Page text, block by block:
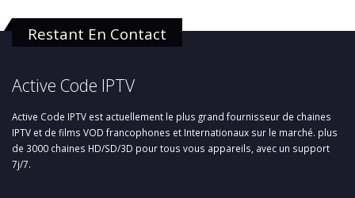
Restant En Contact
Active Code IPTV
Active Code IPTV est actuellement le plus grand fournisseur de chaines
IPTV et de films VOD francophones et Internationaux sur le marché. plus
de 3000 chaines HD/SD/3D pour tous vous appareils, avec un support
7j/7.